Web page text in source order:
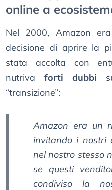
online a
Nel 2000, Amazon
decisione di aprire la
stata accolta con
nutriva forti dubbi
“transizione”:
Amazon era un
invitando i nostri
nel nostro stesso
se questi
condiviso la